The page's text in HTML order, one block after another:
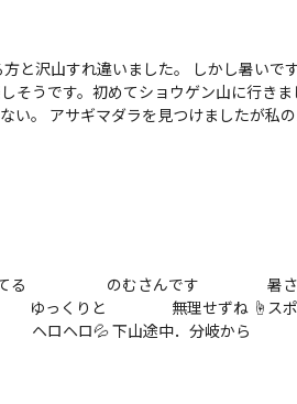
と沢山すれ違いました。 しかし暑いで
そうです。初めてショウゲン山に行きま
い。 アサギマダラを見つけましたが私